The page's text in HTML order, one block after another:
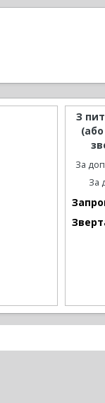
З
За
За